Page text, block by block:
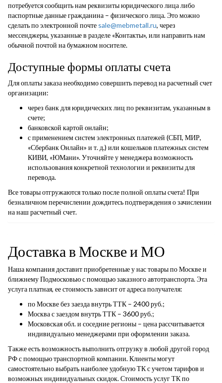
потребуется сообщить нам реквизиты юридического лица либо
паспортные данные гражданина – физического лица. Это можно
сделать по электронной почте sale@mebmetall.ru, через
мессенджеры, указанные в разделе «Контакты», или направить нам
обычной почтой на бумажном носителе.
Доступные формы оплаты счета
Для оплаты заказа необходимо совершить перевод на расчетный счет
организации:
через банк для юридических лиц по реквизитам, указанным в
счете;
банковской картой онлайн;
с применением систем электронных платежей (СБП, МИР,
«Сбербанк Онлайн» и т. д.) или кошельков платежных систем
КИВИ, «ЮМани». Уточняйте у менеджера возможность
использования конкретной технологии и реквизиты для
перевода.
Все товары отгружаются только после полной оплаты счета! При
безналичном перечислении дождитесь подтверждения о зачислении
на наш расчетный счет.
Доставка в Москве и МО
Наша компания доставит приобретенные у нас товары по Москве и
ближнему Подмосковью с помощью заказного автотранспорта. Эта
услуга платная, ее стоимость зависит от адреса получателя:
по Москве без заезда внутрь ТТК – 2400 руб.;
Москва с заездом внутрь ТТК – 3600 руб.;
Московская обл. и соседние регионы – цена рассчитывается
индивидуально менеджерами при оформлении заказа.
Также есть возможность выполнить отгрузку в любой другой город
РФ с помощью транспортной компании. Клиенты могут
самостоятельно выбрать наиболее удобную ТК с учетом тарифов и
возможных индивидуальных скидок. Стоимость услуг ТК по